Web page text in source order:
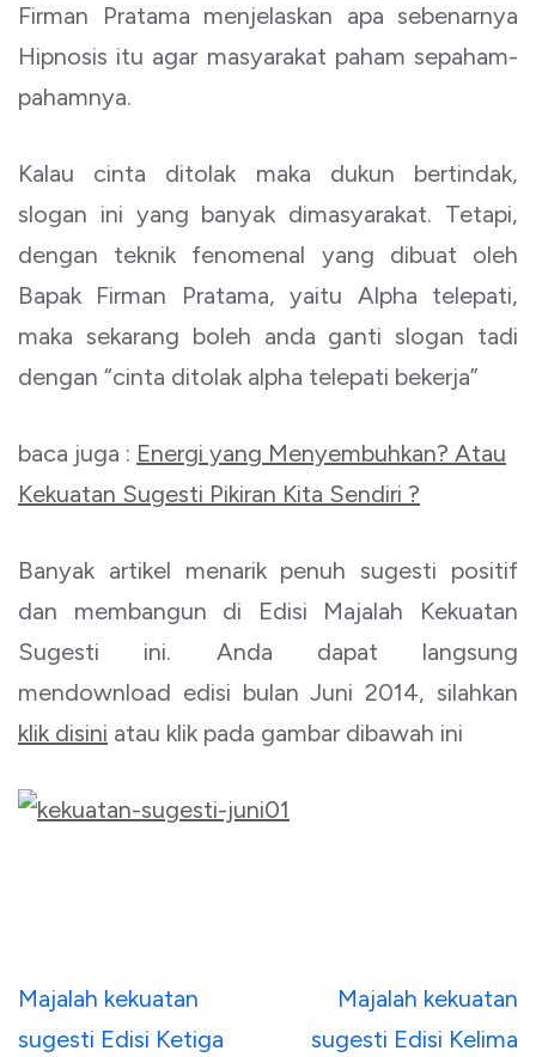
Firman Pratama menjelaskan apa sebenarnya
Hipnosis itu agar masyarakat paham sepaham-
pahamnya.
Kalau cinta ditolak maka dukun bertindak,
slogan ini yang banyak dimasyarakat. Tetapi,
dengan teknik fenomenal yang dibuat oleh
Bapak Firman Pratama, yaitu Alpha telepati,
maka sekarang boleh anda ganti slogan tadi
dengan “cinta ditolak alpha telepati bekerja”
baca juga : Energi yang Menyembuhkan? Atau
Kekuatan Sugesti Pikiran Kita Sendiri ?
Banyak artikel menarik penuh sugesti positif
dan membangun di Edisi Majalah Kekuatan
Sugesti ini. Anda dapat langsung
mendownload edisi bulan Juni 2014, silahkan
klik disini atau klik pada gambar dibawah ini
Navigasi
pos
Majalah kekuatan
sugesti Edisi Ketiga
Majalah kekuatan
sugesti Edisi Kelima